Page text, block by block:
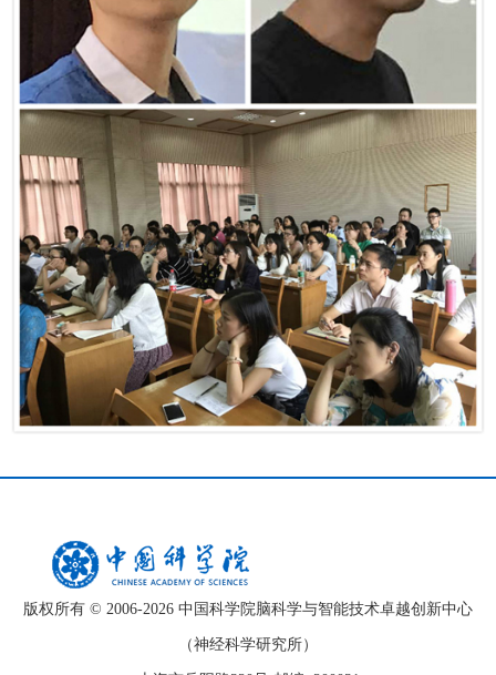
版权所有 © 2006-2026 中国科学院脑科学与智能技术卓越创新中心
（神经科学研究所）